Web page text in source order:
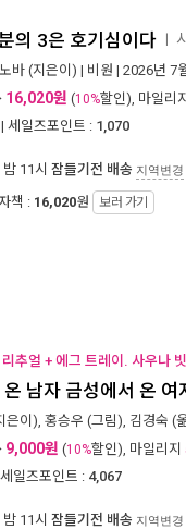
의 3은 호기심이다
바 (지은이) | 비원 | 2026년 7
16,020원 (10%할인), 마일리지
세일즈포인트 : 1,070
밤 11시 잠들기전 배송 지역변경
책 : 16,020원 보러 가기
추얼 + 에그 트레이. 사우나
남자 금성에서 온 여
은이), 홍승우 (그림), 김경숙 (
9,000원 (10%할인), 마일리지
일즈포인트 : 4,067
밤 11시 잠들기전 배송 지역변경